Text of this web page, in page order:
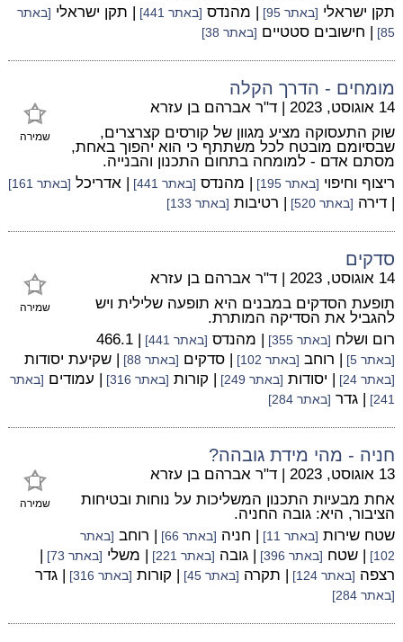
תקן ישראלי [באתר 95] | מהנדס [באתר 441] | תקן ישראלי [באתר
85]
| חישובים סטטיים [באתר 38]
מומחים - הדרך הקלה
שמירה
14 אוגוסט, 2023 | ד"ר אברהם בן עזרא
שוק התעסוקה מציע מגוון של קורסים קצרצרים,
שבסיומם מובטח לכל משתתף כי הוא יהפוך באחת,
מסתם אדם - למומחה בתחום התכנון והבנייה.
ריצוף וחיפוי [באתר 195] | מהנדס [באתר 441] | אדריכל [באתר 161]
| דירה [באתר 520] | רטיבות [באתר 133]
סדקים
שמירה
14 אוגוסט, 2023 | ד"ר אברהם בן עזרא
תופעת הסדקים במבנים היא תופעה שלילית ויש
להגביל את הסדיקה המותרת.
רום ושלח [באתר 355] | מהנדס [באתר 441] | 466.1
[באתר 5] | רוחב [באתר 102] | סדקים [באתר 88] | שקיעת יסודות
[באתר 24] | יסודות [באתר 249] | קורות [באתר 316] | עמודים [באתר
241]
| גדר [באתר 284]
חניה - מהי מידת גובהה?
שמירה
13 אוגוסט, 2023 | ד"ר אברהם בן עזרא
אחת מבעיות התכנון המשליכות על נוחות ובטיחות
הציבור, היא: גובה החניה.
שטח שירות [באתר 11] | חניה [באתר 66] | רוחב [באתר
102]
| שטח [באתר 396] | גובה [באתר 221] | משלי [באתר 73]
|
רצפה [באתר 124] | תקרה [באתר 45] | קורות [באתר 316] | גדר
[באתר 284]